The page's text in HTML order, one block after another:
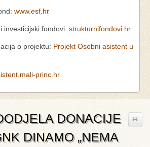
www.esf.hr
investicijski fondovi: strukturnifondovi.hr
o projektu: Projekt Osobni asistent u
princ.hr
DONACIJE
DINAMO „NEMA